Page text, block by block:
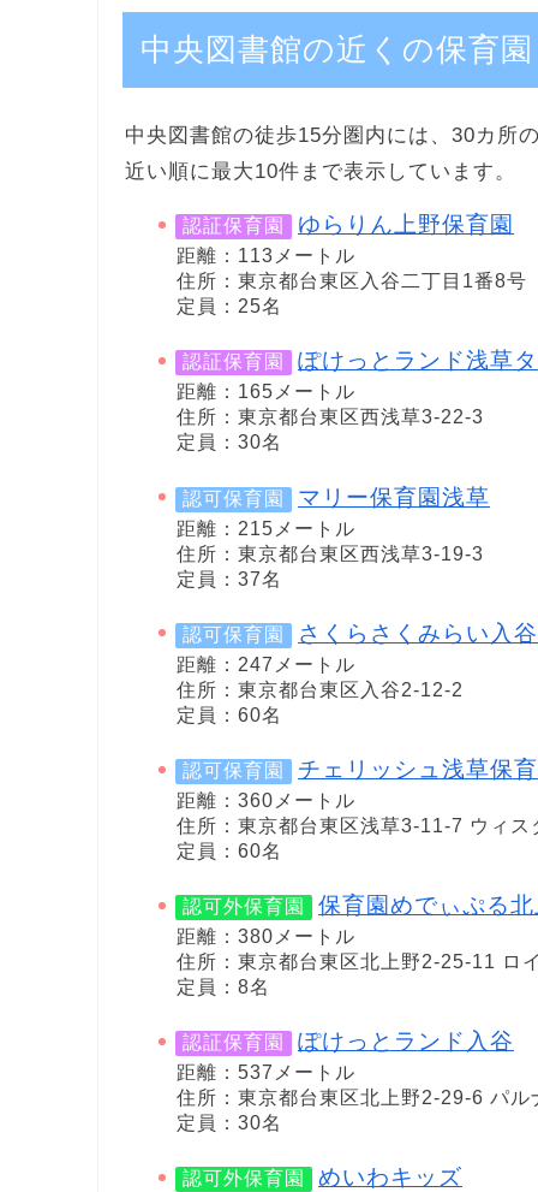
中央図書館の近くの保育園
中央図書館の徒歩15分圏内には、30カ所
近い順に最大10件まで表示しています。
認証保育園 ゆらりん上野保育園
距離：113メートル
住所：東京都台東区入谷二丁目1番8号
定員：25名
認証保育園 ぽけっとランド浅草
距離：165メートル
住所：東京都台東区西浅草3-22-3
定員：30名
認可保育園 マリー保育園浅草
距離：215メートル
住所：東京都台東区西浅草3-19-3
定員：37名
認可保育園 さくらさくみらい入谷
距離：247メートル
住所：東京都台東区入谷2-12-2
定員：60名
認可保育園 チェリッシュ浅草保
距離：360メートル
住所：東京都台東区浅草3-11-7 ウィス
定員：60名
認可外保育園 保育園めでぃぷる
距離：380メートル
住所：東京都台東区北上野2-25-11 ロ
定員：8名
認証保育園 ぽけっとランド入谷
距離：537メートル
住所：東京都台東区北上野2-29-6 パ
定員：30名
認可外保育園 めいわキッズ